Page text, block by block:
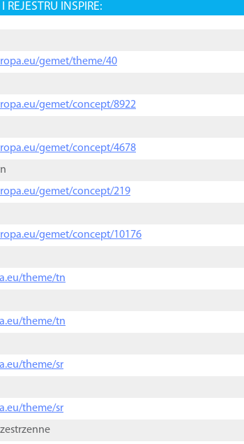
INSPIRE:
gemet/theme/40
gemet/concept/8922
gemet/concept/4678
gemet/concept/219
gemet/concept/10176
theme/tn
theme/tn
theme/sr
theme/sr